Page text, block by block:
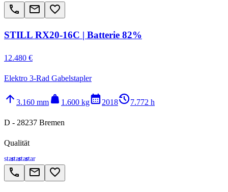
call email favorite_border
STILL RX20-16C | Batterie 82%
12.480 €
Elektro 3-Rad Gabelstapler
arrow_upward 3.160 mm weight 1.600 kgcalendar_month2018history_27.772 h
D - 28237 Bremen
Qualität
starstarstarstar
call email favorite_border